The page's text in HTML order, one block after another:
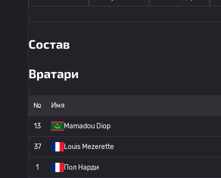
Состав
Вратари
№ Имя
13 Mamadou Diop
37 Louis Mezerette
1 Пол Нарди